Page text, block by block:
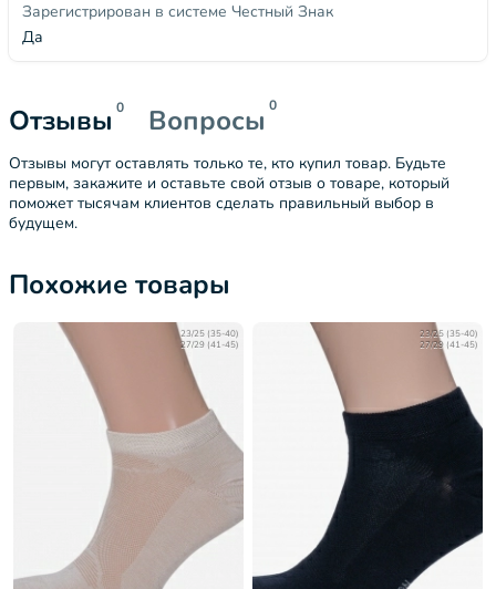
Зарегистрирован в системе Честный Знак
Да
Отзывы 0 Вопросы 0
Отзывы могут оставлять только те, кто купил товар. Будьте
первым, закажите и оставьте свой отзыв о товаре, который
поможет тысячам клиентов сделать правильный выбор в
будущем.
Похожие товары
23/25 (35-40)
27/29 (41-45)
23/25 (35-40)
27/29 (41-45)